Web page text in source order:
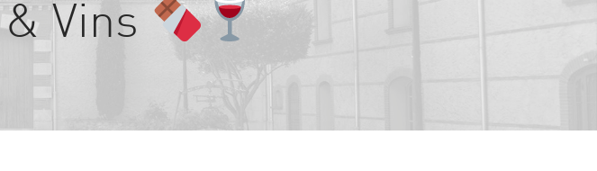
Vins